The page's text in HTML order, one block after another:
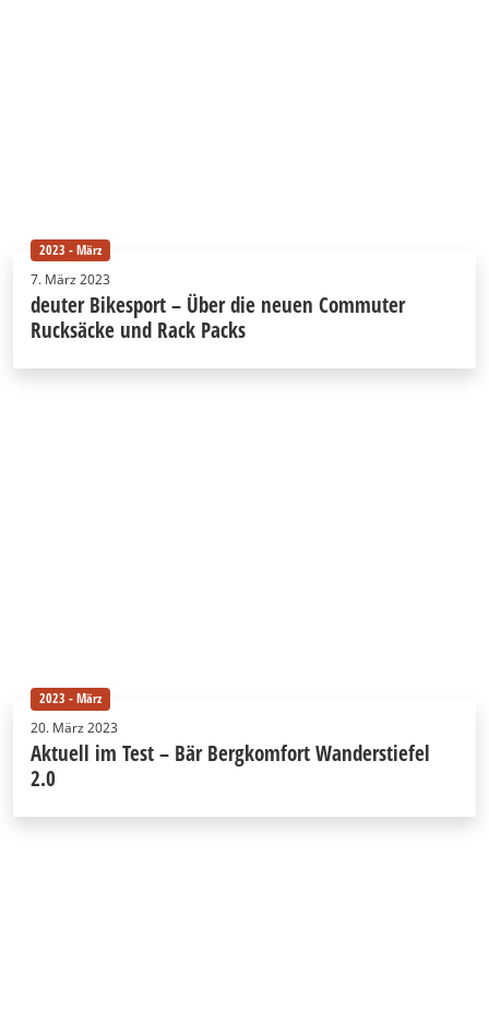
2023 - März
7. März 2023
deuter Bikesport – Über die neuen Commuter
Rucksäcke und Rack Packs
2023 - März
20. März 2023
Aktuell im Test – Bär Bergkomfort Wanderstiefel
2.0